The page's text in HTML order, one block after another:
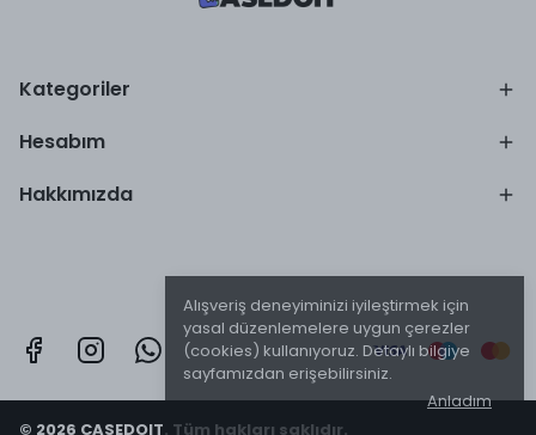
Alışveriş deneyiminizi iyileştirmek için
yasal düzenlemelere uygun çerezler
(cookies) kullanıyoruz. Detaylı bilgiye
sayfamızdan erişebilirsiniz.
Anladım
Kategoriler
Hesabım
Hakkımızda
© 2026 CASEDOIT. Tüm hakları saklıdır.